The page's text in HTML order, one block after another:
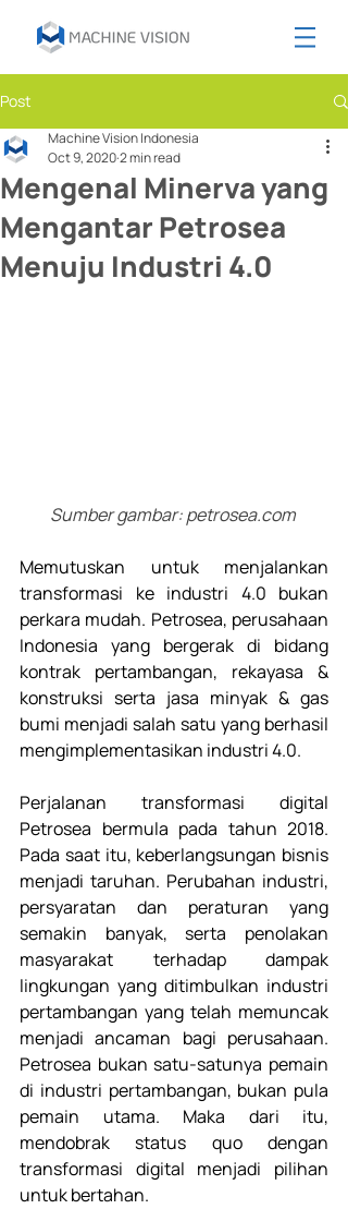
Post
Mengenal Minerva yang
Mengantar Petrosea
Menuju Industri 4.0
Machine Vision Indonesia
Oct 9, 20202 min read
Sumber gambar: petrosea.com
Memutuskan untuk menjalankan
transformasi ke industri 4.0 bukan
perkara mudah. Petrosea, perusahaan
Indonesia yang bergerak di bidang
kontrak pertambangan, rekayasa &
konstruksi serta jasa minyak & gas
bumi menjadi salah satu yang berhasil
mengimplementasikan industri 4.0.
Perjalanan transformasi digital
Petrosea bermula pada tahun 2018.
Pada saat itu, keberlangsungan bisnis
menjadi taruhan. Perubahan industri,
persyaratan dan peraturan yang
semakin banyak, serta penolakan
masyarakat terhadap dampak
lingkungan yang ditimbulkan industri
pertambangan yang telah memuncak
menjadi ancaman bagi perusahaan.
Petrosea bukan satu-satunya pemain
di industri pertambangan, bukan pula
pemain utama. Maka dari itu,
mendobrak status quo dengan
transformasi digital menjadi pilihan
untuk bertahan.